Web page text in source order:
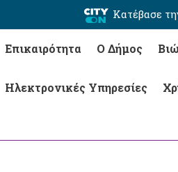
Κατέβασε
Επικαιρότητα Ο Δήμος
Ηλεκτρονικές Υπηρεσίες